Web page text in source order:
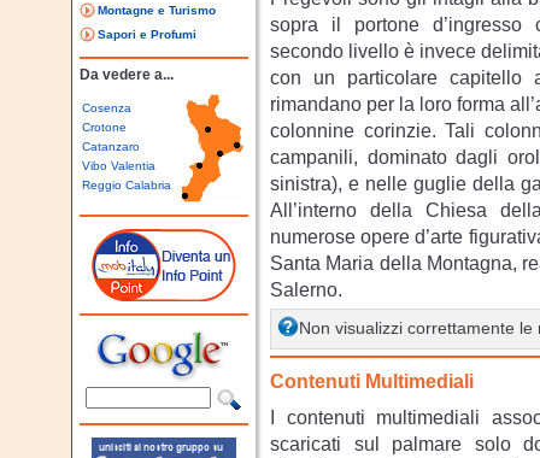
Montagne e Turismo
Sapori e Profumi
Da vedere a...
Cosenza
Crotone
Catanzaro
Vibo Valentia
Reggio Calabria
sopra il portone d’ingresso
secondo livello è invece
con un particolare capitello
rimandano per la loro forma
colonnine corinzie. Tali
campanili, dominato dagli
sinistra), e nelle guglie della
All’interno della Chiesa
numerose opere d’arte
Santa Maria della Montagna,
Salerno.
Non visualizzi correttamente
Contenuti Multimediali
I contenuti multimediali
scaricati sul palmare solo